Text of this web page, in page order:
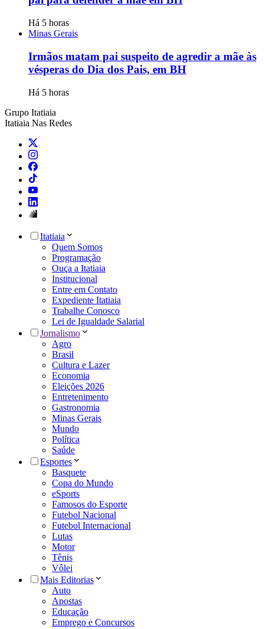
Há 5 horas
Minas Gerais
Irmãos matam pai suspeito de agredir a mãe às
vésperas do Dia dos Pais, em BH
Há 5 horas
Grupo Itatiaia
Itatiaia Nas Redes
Itatiaia
Quem Somos
Programação
Ouça a Itatiaia
Institucional
Entre em Contato
Expediente Itatiaia
Trabalhe Conosco
Lei de Igualdade Salarial
Jornalismo
Agro
Brasil
Cultura e Lazer
Economia
Eleições 2026
Entretenimento
Gastronomia
Minas Gerais
Mundo
Política
Saúde
Esportes
Basquete
Copa do Mundo
eSports
Famosos do Esporte
Futebol Nacional
Futebol Internacional
Lutas
Motor
Tênis
Vôlei
Mais Editorias
Auto
Apostas
Educação
Emprego e Concursos